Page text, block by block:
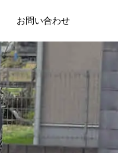
お問い合わせ